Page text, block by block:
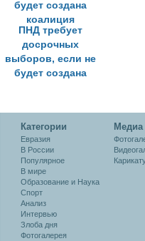
ПНД требует
досрочных
выборов, если не
будет создана
Категории
Евразия
В России
Популярное
В мире
Образование и Наука
Спорт
Анализ
Интервью
Злоба дня
Фотогалерея
Медиа